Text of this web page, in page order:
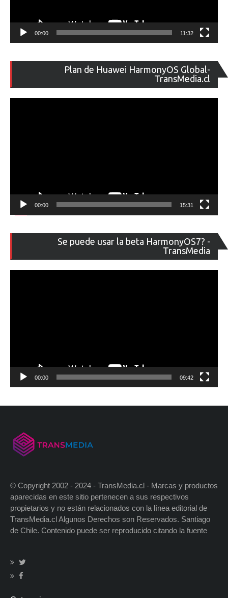
00:00 11:32
Plan de Huawei HarmonyOS Global-
TransMedia.cl
de
00:00 15:31
Se puede usar la beta HarmonyOS7? -
TransMedia
de
00:00 09:42
© Copyright 2002 - 2024 - TransMedia.cl - Marcas y productos
aparecidas en este sitio pertenecen a sus respectivos
propietarios y no están relacionados con la línea editorial de
TransMedia.cl Algunos Derechos son Reservados. Santiago
de Chile. Contenido puede ser reproducido citando la fuente